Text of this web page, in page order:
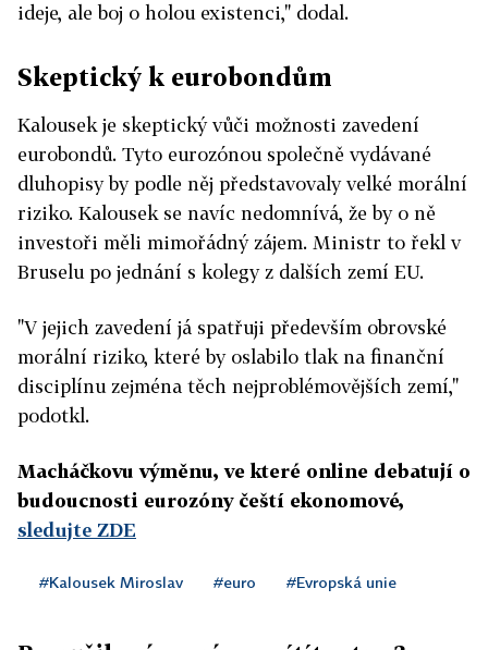
ideje, ale boj o holou existenci," dodal.
Skeptický k eurobondům
Kalousek je skeptický vůči možnosti zavedení
eurobondů. Tyto eurozónou společně vydávané
dluhopisy by podle něj představovaly velké morální
riziko. Kalousek se navíc nedomnívá, že by o ně
investoři měli mimořádný zájem. Ministr to řekl v
Bruselu po jednání s kolegy z dalších zemí EU.
"V jejich zavedení já spatřuji především obrovské
morální riziko, které by oslabilo tlak na finanční
disciplínu zejména těch nejproblémovějších zemí,"
podotkl.
Macháčkovu výměnu, ve které online debatují o
budoucnosti eurozóny čeští ekonomové,
sledujte ZDE
#Kalousek Miroslav #euro #Evropská unie